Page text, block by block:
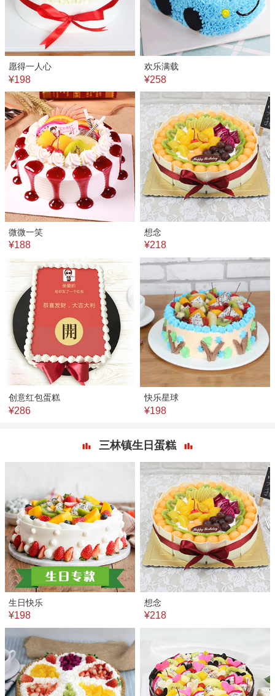
愿得一人心
¥198
欢乐满载
¥258
微微一笑
¥188
想念
¥218
创意红包蛋糕
¥286
快乐星球
¥198
三林镇生日蛋糕
生日快乐
¥198
想念
¥218